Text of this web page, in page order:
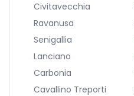
Civitavecchia
Ravanusa
Senigallia
Lanciano
Carbonia
Cavallino Treporti